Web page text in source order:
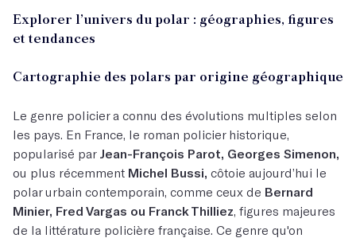
Explorer l’univers du polar : géographies, figures
et tendances
Cartographie des polars par origine géographique
Le genre policier a connu des évolutions multiples selon
les pays. En France, le roman policier historique,
popularisé par Jean-François Parot, Georges Simenon,
ou plus récemment Michel Bussi, côtoie aujourd’hui le
polar urbain contemporain, comme ceux de Bernard
Minier, Fred Vargas ou Franck Thilliez, figures majeures
de la littérature policière française. Ce genre qu'on